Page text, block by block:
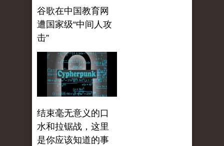
谷歌在中国教育网
遭国家级“中间人攻
击”
结束毫无意义的口
水和拉锯战，这里
是你应该知道的事